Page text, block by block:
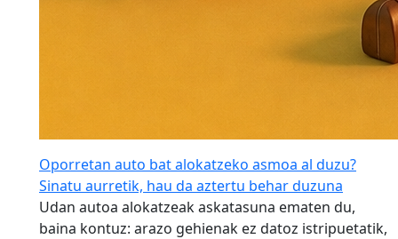
Oporretan auto bat alokatzeko asmoa al duzu?
Sinatu aurretik, hau da aztertu behar duzuna
Udan autoa alokatzeak askatasuna ematen du,
baina kontuz: arazo gehienak ez datoz istripuetatik,